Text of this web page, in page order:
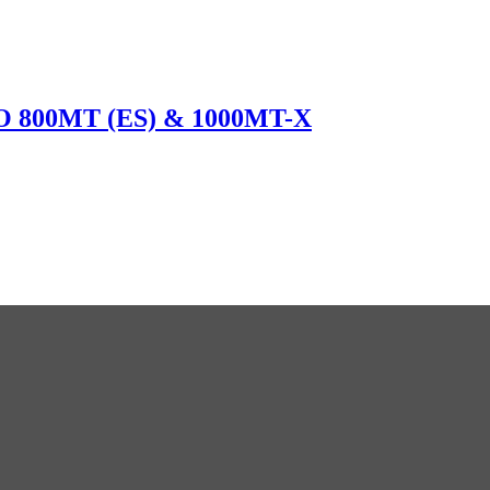
800MT (ES) & 1000MT-X